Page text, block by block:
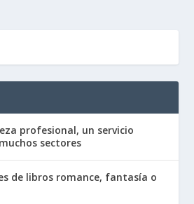
profesional, un servicio
sectores
de libros romance, fantasía o